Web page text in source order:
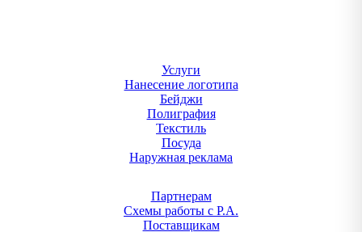
Услуги
Нанесение логотипа
Бейджи
Полиграфия
Текстиль
Посуда
Наружная реклама
Партнерам
Схемы работы с Р.А.
Поставщикам